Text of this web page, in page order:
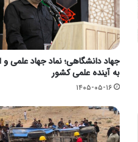
جهاد دانشگاهی؛ نماد جهاد علمی و
به آینده علمی کشور
۱۴۰۵-۰۵-۱۶